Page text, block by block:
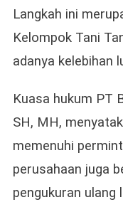
Langkah ini
Kelompok Tani
adanya kelebihan
Kuasa hukum PT
SH, MH,
memenuhi
perusahaan juga
pengukuran ulang